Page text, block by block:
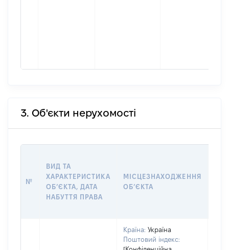
3. Об'єкти нерухомості
№
ВИД ТА
ХАРАКТЕРИСТИКА
ОБʼЄКТА, ДАТА
НАБУТТЯ ПРАВА
МІСЦЕЗНАХОДЖЕННЯ
ОБʼЄКТА
Країна: Україна
Поштовий індекс: